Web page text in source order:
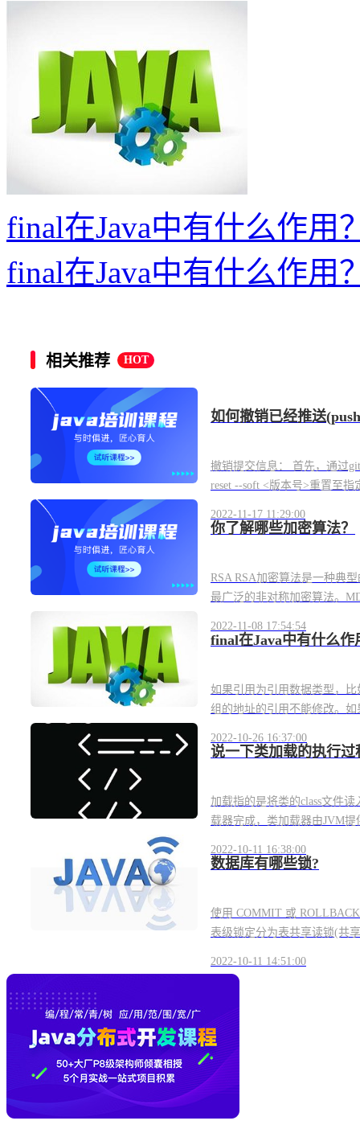
final在Java中有什么作用
final在Java中有什么作用
相关推荐 HOT
如何撤销已经推送
撤销提交信息： 首先，通过
reset --soft <版本号>重置至
2022-11-17 11:29:00
你了解哪些加密算法？
RSA RSA加密算法是一种典
最广泛的非对称加密算法。
2022-11-08 17:54:54
final在Java中有什么作
如果引用为引用数据类型，
组的地址的引用不能修改。
2022-10-26 16:37:00
说一下类加载的执行过
加载指的是将类的class文件
载器完成，类加载器由JVM
2022-10-11 16:38:00
数据库有哪些锁?
使用 COMMIT 或
表级锁定分为表共享读锁(共
2022-10-11 14:51:00